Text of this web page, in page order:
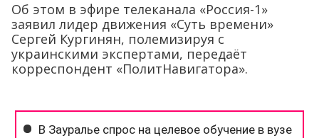
Об этом в эфире телеканала «Россия-1»
заявил лидер движения «Суть времени»
Сергей Кургинян, полемизируя с
украинскими экспертами, передаёт
корреспондент «ПолитНавигатора».